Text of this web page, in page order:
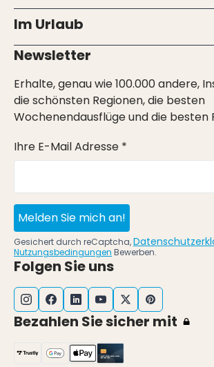
Im Urlaub
Newsletter
Erhalte, genau wie 100.000 andere,
die schönsten Regionen, die besten
Wochenendausflüge und die besten
Ihre E-Mail Adresse *
Melden Sie mich an!
Gesichert durch reCaptcha,
Nutzungsbedingungen Bewerben.
Folgen Sie uns
Bezahlen Sie sicher mit